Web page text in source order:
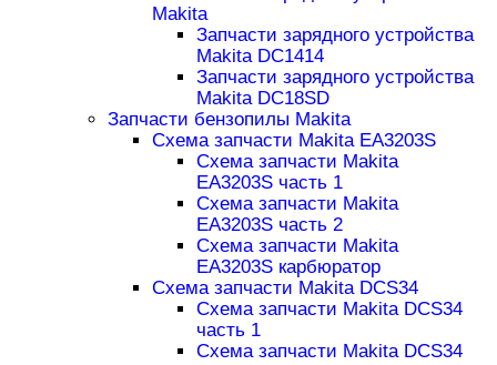
Makita
Запчасти зарядного устройства
Makita DC1414
Запчасти зарядного устройства
Makita DC18SD
Запчасти бензопилы Makita
Схема запчасти Makita EA3203S
Схема запчасти Makita
EA3203S часть 1
Схема запчасти Makita
EA3203S часть 2
Схема запчасти Makita
EA3203S карбюратор
Схема запчасти Makita DCS34
Схема запчасти Makita DCS34
часть 1
Схема запчасти Makita DCS34